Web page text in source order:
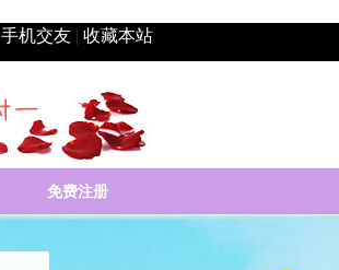
手机交友 | 收藏本站
免费注册